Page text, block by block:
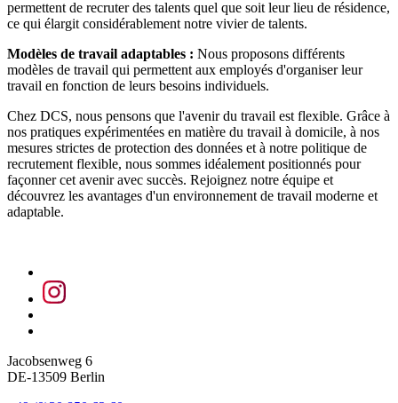
permettent de recruter des talents quel que soit leur lieu de résidence,
ce qui élargit considérablement notre vivier de talents.
Modèles de travail adaptables : Nous proposons différents
modèles de travail qui permettent aux employés d'organiser leur
travail en fonction de leurs besoins individuels.
Chez DCS, nous pensons que l'avenir du travail est flexible. Grâce à
nos pratiques expérimentées en matière du travail à domicile, à nos
mesures strictes de protection des données et à notre politique de
recrutement flexible, nous sommes idéalement positionnés pour
façonner cet avenir avec succès. Rejoignez notre équipe et
découvrez les avantages d'un environnement de travail moderne et
adaptable.
Jacobsenweg 6
DE-13509 Berlin